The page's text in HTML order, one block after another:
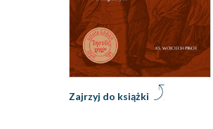
Zajrzyj do książki